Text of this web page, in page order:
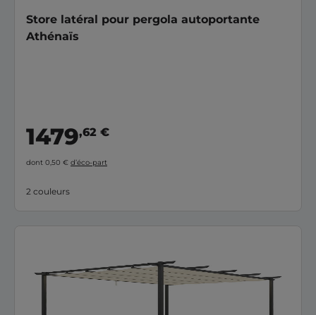
Store latéral pour pergola autoportante
Athénaïs
1479,62 €
dont 0,50 € d’éco-part
2 couleurs